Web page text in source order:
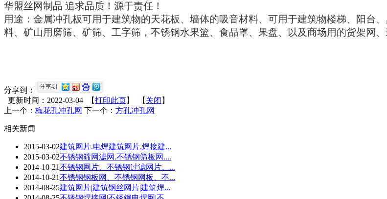
华盟丝网制品 追求品质！源于责任！
用途：金属冲孔板可用于建筑物的天花板、墙体的吸音材料、可用于建筑物楼梯、阳台
料、矿山用磨筛、矿筛、工字筛，不锈钢水果篮、食品罩、果盘、以及商场用的货架网
分享到：
更新时间：2022-03-04 【打印此页】 【 关闭 】
上一个： 梅花孔冲孔网 下一个： 方孔冲孔网
相关新闻
2015-03-02建筑网片.电焊建筑网片.焊接建...
2015-03-02不锈钢筛网滤网.不锈钢筛板网....
2014-10-21不锈钢网片、不锈钢过滤网片、...
2014-10-21不锈钢钢板网、不锈钢网板、不...
2014-08-25建筑网片|建筑钢丝网片|建筑焊...